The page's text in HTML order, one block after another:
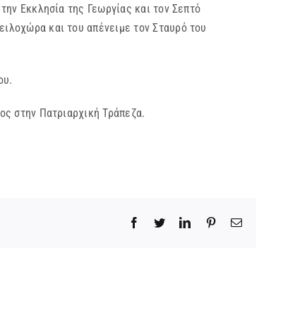
Εκκλησία της Γεωργίας και τον Σεπτό
και του απένειμε τον Σταυρό του
Πατριαρχική Τράπεζα.
Facebook
TwitterLinkedInPinterestEmail